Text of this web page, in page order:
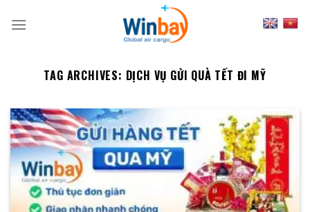
TAG ARCHIVES: DỊCH VỤ GỬI QUÀ TẾT ĐI MỸ